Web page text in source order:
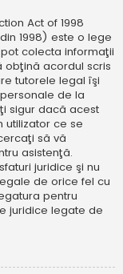
Act of 1998
1998) este o lege
colecta informaţii
obţină acordul scris
tutorele legal îşi
de la
sigur dacă acest
utilizator ce se
să vă
asistenţă.
juridice şi nu
de orice fel cu
pentru
juridice legate de